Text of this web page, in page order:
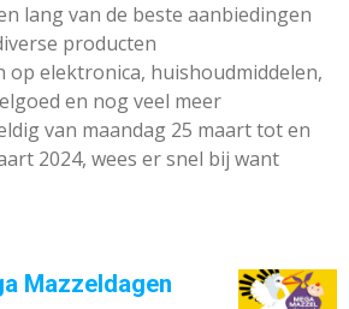
lang van de beste aanbiedingen
producten
op elektronica, huishoudmiddelen,
en nog veel meer
van maandag 25 maart tot en
2024, wees er snel bij want
Mazzeldagen